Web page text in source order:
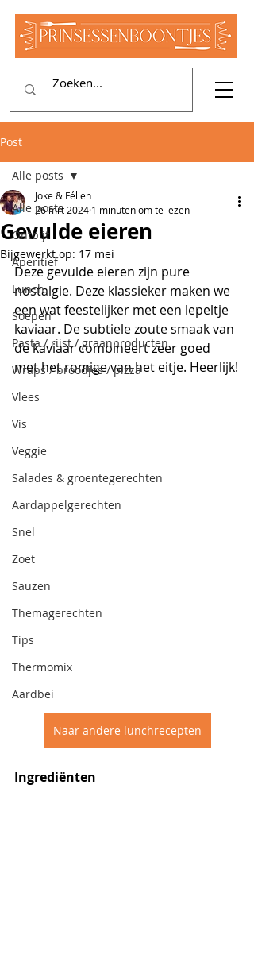
Post
Alle posts
Ontbijt
Aperitief
Lunch
Soepen
Pasta / rijst / graanproducten
Wraps / broodjes / pizza
Vlees
Vis
Veggie
Salades & groentegerechten
Aardappelgerechten
Snel
Zoet
Sauzen
Themagerechten
Tips
Thermomix
Aardbei
Alle posts
Gevulde eieren
Joke & Félien
26 mrt 2024 1 minuten om te lezen
Bijgewerkt op: 17 mei
Deze gevulde eieren zijn pure
nostalgie. Deze klassieker maken we
een wat feestelijker met een lepeltje
kaviaar. De subtiele zoute smaak van
de kaviaar combineert zeer goed
met het romige van het eitje. Heerlijk!
Naar andere lunchrecepten
Ingrediënten